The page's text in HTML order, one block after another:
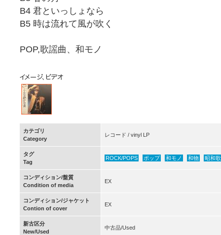
B4 君といっしょなら
B5 時は流れて風が吹く
POP,歌謡曲、和モノ
カテゴリ
Category
レコード / vinyl LP
タグ
Tag
ROCK/POPS ポップ 和モノ 和物 昭和
コンディション/盤質
Condition of media
EX
コンディション/ジャケット
Contion of cover
EX
新古区分
New/Used
中古品/Used